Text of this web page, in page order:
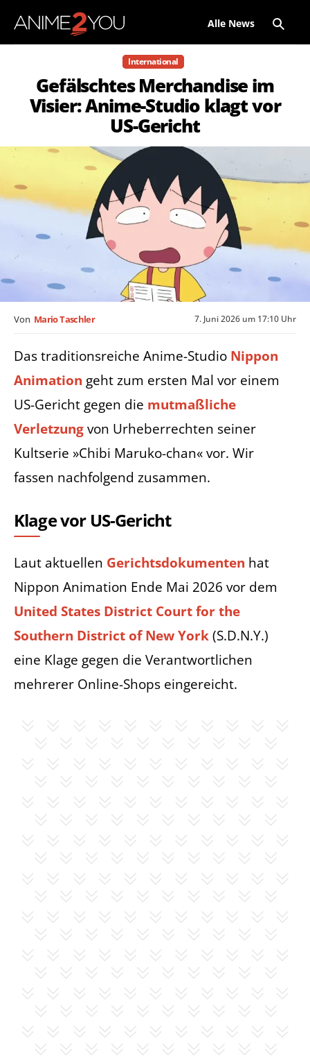
Alle News
International
Gefälschtes Merchandise im
Visier: Anime-Studio klagt vor
US-Gericht
7. Juni 2026 um 17:10 Uhr
Von Mario Taschler
Das traditionsreiche Anime-Studio Nippon
Animation geht zum ersten Mal vor einem
US-Gericht gegen die mutmaßliche
Verletzungvon Urheberrechten seiner
Kultserie »Chibi Maruko-chan« vor. Wir
fassen nachfolgend zusammen.
Klage vor US-Gericht
Laut aktuellen Gerichtsdokumenten hat
Nippon Animation Ende Mai 2026 vor dem
United States District Court for the
Southern District of New York(S.D.N.Y.)
eine Klage gegen die Verantwortlichen
mehrerer Online-Shops eingereicht.